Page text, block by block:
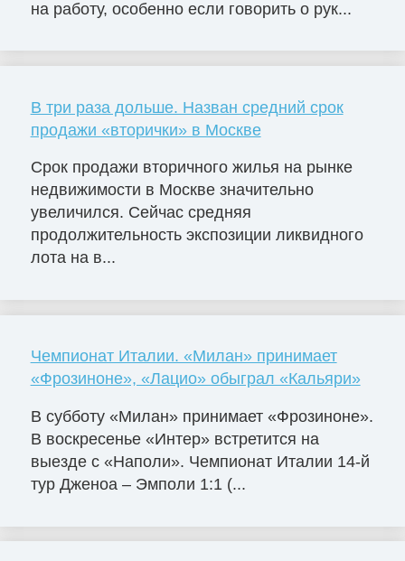
на работу, особенно если говорить о рук...
В три раза дольше. Назван средний срок
продажи «вторички» в Москве
Срок продажи вторичного жилья на рынке
недвижимости в Москве значительно
увеличился. Сейчас средняя
продолжительность экспозиции ликвидного
лота на в...
Чемпионат Италии. «Милан» принимает
«Фрозиноне», «Лацио» обыграл «Кальяри»
В субботу «Милан» принимает «Фрозиноне».
В воскресенье «Интер» встретится на
выезде с «Наполи». Чемпионат Италии 14-й
тур Дженоа – Эмполи 1:1 (...